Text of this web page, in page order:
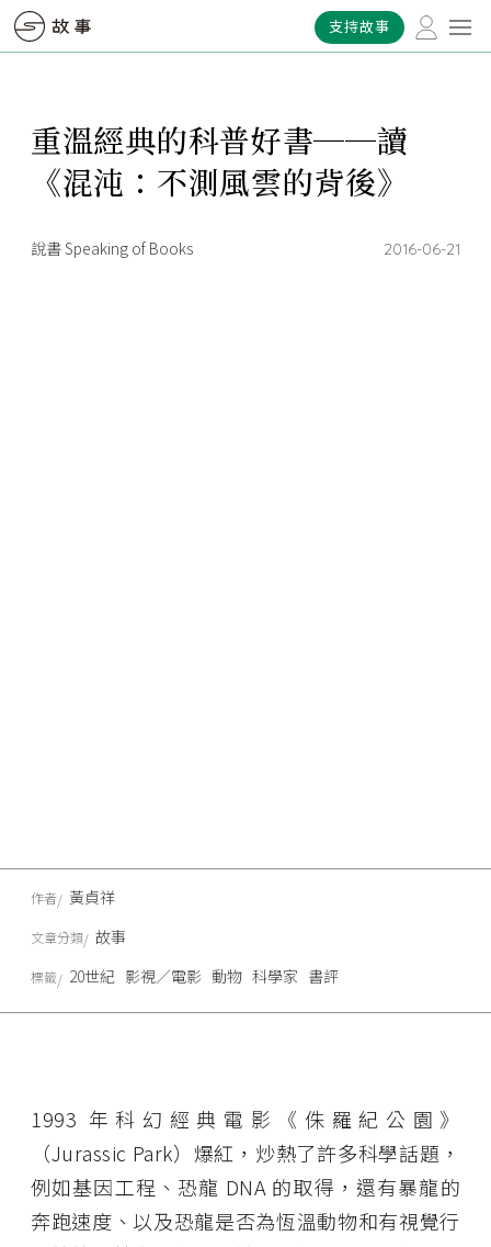
支持故事
重溫經典的科普好書──讀
《混沌：不測風雲的背後》
說書 Speaking of Books 2016-06-21
1993 年科幻經典電影《侏羅紀公園》
（Jurassic Park）爆紅，炒熱了許多科學話題，
例如基因工程、恐龍 DNA 的取得，還有暴龍的
奔跑速度、以及恐龍是否為恆溫動物和有視覺行
作者 黃貞祥
文章分類 故事
標籤 20世紀 影視／電影 動物 科學家 書評